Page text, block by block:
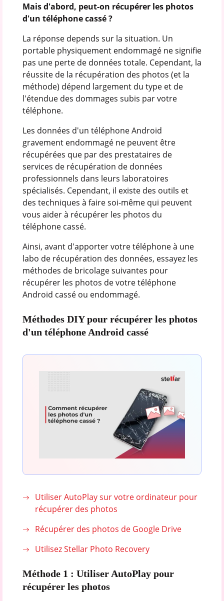
Mais d'abord, peut-on récupérer les photos
d'un téléphone cassé ?
La réponse depends sur la situation. Un
portable physiquement endommagé ne signifie
pas une perte de données totale. Cependant, la
réussite de la récupération des photos (et la
méthode) dépend largement du type et de
l'étendue des dommages subis par votre
téléphone.
Les données d'un téléphone Android
gravement endommagé ne peuvent être
récupérées que par des prestataires de
services de récupération de données
professionnels dans leurs laboratoires
spécialisés. Cependant, il existe des outils et
des techniques à faire soi-même qui peuvent
vous aider à récupérer les photos du
téléphone cassé.
Ainsi, avant d'apporter votre téléphone à une
labo de récupération des données, essayez les
méthodes de bricolage suivantes pour
récupérer les photos de votre téléphone
Android cassé ou endommagé.
Méthodes DIY pour récupérer les photos
d'un téléphone Android cassé
Utiliser AutoPlay sur votre ordinateur pour
récupérer des photos
Récupérer des photos de Google Drive
Utilisez Stellar Photo Recovery
Méthode 1 : Utiliser AutoPlay pour
récupérer les photos